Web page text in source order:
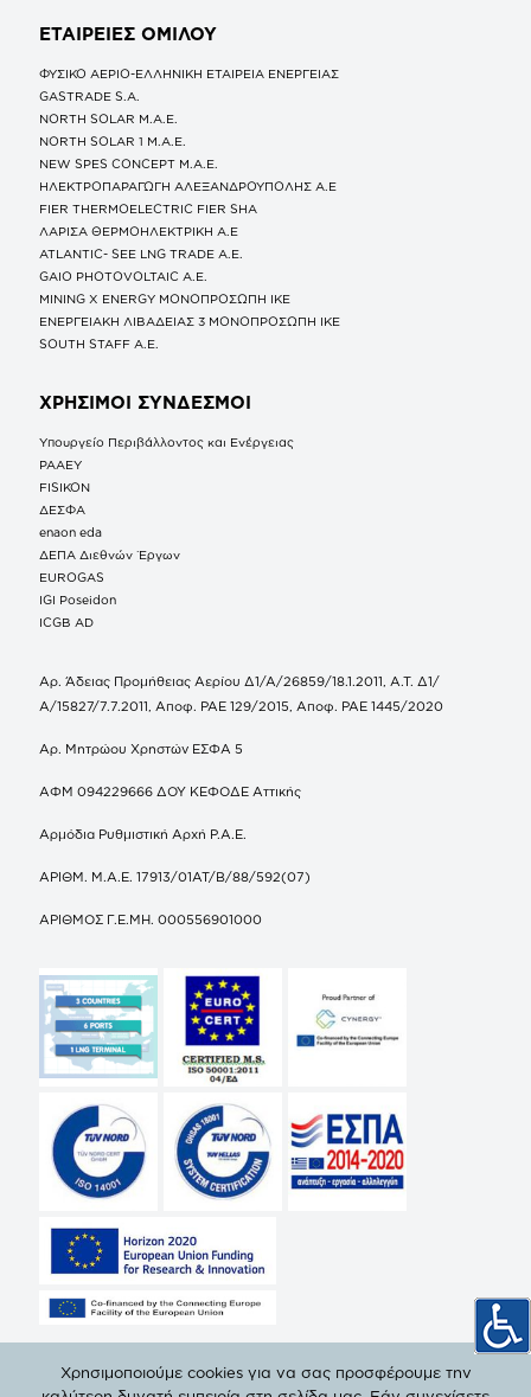
ΕΤΑΙΡΕΙΕΣ ΟΜΙΛΟΥ
ΦΥΣΙΚΟ ΑΕΡΙΟ-ΕΛΛΗΝΙΚΗ ΕΤΑΙΡΕΙΑ ΕΝΕΡΓΕΙΑΣ
GASTRADE S.A.
NORTH SOLAR M.Α.Ε.
NORTH SOLAR 1 M.Α.Ε.
NEW SPES CONCEPT Μ.Α.Ε.
ΗΛΕΚΤΡΟΠΑΡΑΓΩΓΗ ΑΛΕΞΑΝΔΡΟΥΠΟΛΗΣ A.E
FIER THERMOELECTRIC FIER SHA
ΛΑΡΙΣΑ ΘΕΡΜΟΗΛΕΚΤΡΙΚΗ A.E
ATLANTIC- SEE LNG TRADE A.E.
GAIO PHOTOVOLTAIC Α.Ε.
MINING X ENERGY ΜΟΝΟΠΡΟΣΩΠΗ ΙΚΕ
ΕΝΕΡΓΕΙΑΚΗ ΛΙΒΑΔΕΙΑΣ 3 ΜΟΝΟΠΡΟΣΩΠΗ ΙΚΕ
SOUTH STAFF Α.Ε.
ΧΡΗΣΙΜΟΙ ΣΥΝΔΕΣΜΟΙ
Υπουργείο Περιβάλλοντος και Ενέργειας
ΡΑΑΕΥ
FISIKON
ΔΕΣΦΑ
enaon eda
ΔΕΠΑ Διεθνών Έργων
EUROGAS
IGI Poseidon
ICGB AD
Αρ. Άδειας Προμήθειας Αερίου Δ1/Α/26859/18.1.2011, Α.Τ. Δ1/
Α/15827/7.7.2011, Αποφ. ΡΑΕ 129/2015, Αποφ. ΡΑΕ 1445/2020
Αρ. Μητρώου Χρηστών ΕΣΦΑ 5
ΑΦΜ 094229666 ΔΟΥ ΚΕΦΟΔΕ Αττικής
Αρμόδια Ρυθμιστική Αρχή Ρ.Α.Ε.
ΑΡΙΘΜ. Μ.Α.Ε. 17913/01ΑΤ/Β/88/592(07)
ΑΡΙΘΜΟΣ Γ.Ε.ΜΗ. 000556901000
Χρησιμοποιούμε cookies για να σας προσφέρουμε την